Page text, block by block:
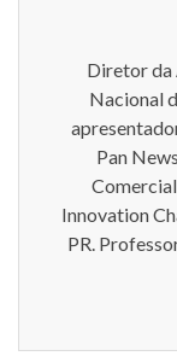
Diretor da
Nacional
Pan
Innovation
PR.